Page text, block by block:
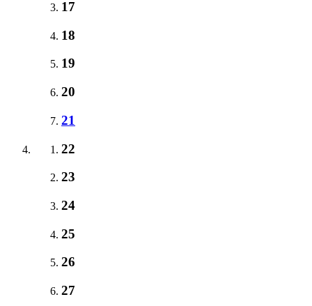
17
18
19
20
21
22
23
24
25
26
27